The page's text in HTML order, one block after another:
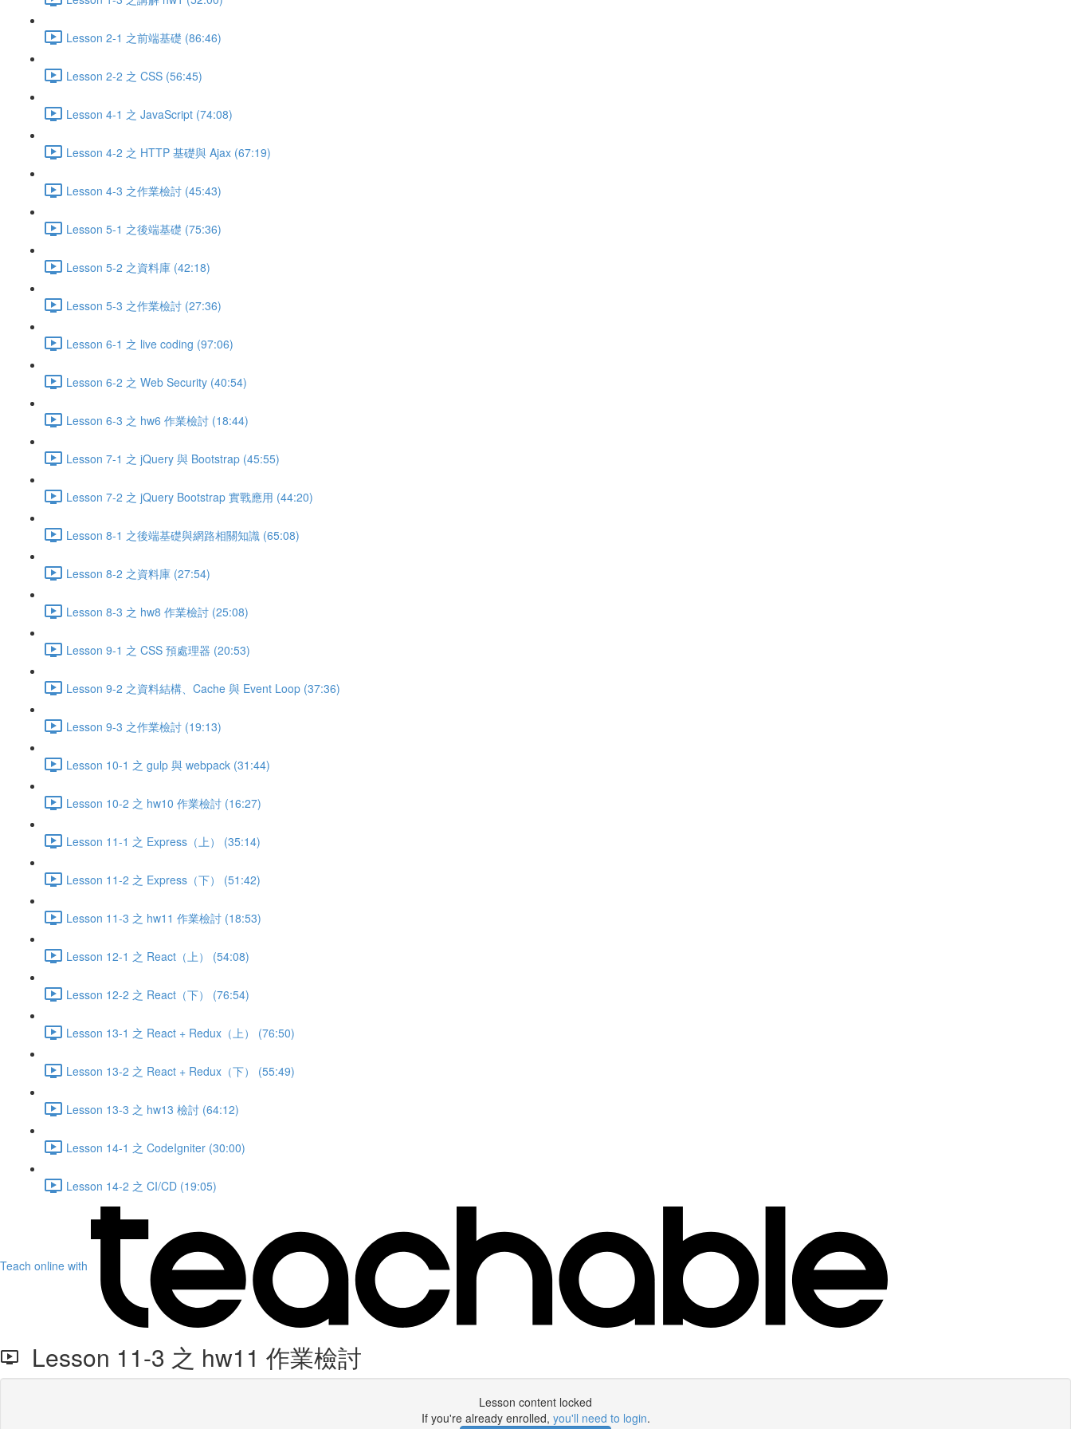
Lesson 2-1 之前端基礎 (86:46)
Lesson 2-2 之 CSS (56:45)
Lesson 4-1 之 JavaScript (74:08)
Lesson 4-2 之 HTTP 基礎與 Ajax (67:19)
Lesson 4-3 之作業檢討 (45:43)
Lesson 5-1 之後端基礎 (75:36)
Lesson 5-2 之資料庫 (42:18)
Lesson 5-3 之作業檢討 (27:36)
Lesson 6-1 之 live coding (97:06)
Lesson 6-2 之 Web Security (40:54)
Lesson 6-3 之 hw6 作業檢討 (18:44)
Lesson 7-1 之 jQuery 與 Bootstrap (45:55)
Lesson 7-2 之 jQuery Bootstrap 實戰應用 (44:20)
Lesson 8-1 之後端基礎與網路相關知識 (65:08)
Lesson 8-2 之資料庫 (27:54)
Lesson 8-3 之 hw8 作業檢討 (25:08)
Lesson 9-1 之 CSS 預處理器 (20:53)
Lesson 9-2 之資料結構、Cache 與 Event Loop (37:36)
Lesson 9-3 之作業檢討 (19:13)
Lesson 10-1 之 gulp 與 webpack (31:44)
Lesson 10-2 之 hw10 作業檢討 (16:27)
Lesson 11-1 之 Express（上） (35:14)
Lesson 11-2 之 Express（下） (51:42)
Lesson 11-3 之 hw11 作業檢討 (18:53)
Lesson 12-1 之 React（上） (54:08)
Lesson 12-2 之 React（下） (76:54)
Lesson 13-1 之 React + Redux（上） (76:50)
Lesson 13-2 之 React + Redux（下） (55:49)
Lesson 13-3 之 hw13 檢討 (64:12)
Lesson 14-1 之 CodeIgniter (30:00)
Lesson 14-2 之 CI/CD (19:05)
Teach online with
Lesson 11-3 之 hw11 作業檢討
Lesson content locked
If you're already enrolled, you'll need to login.